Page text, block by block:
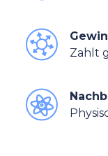
Zahlt